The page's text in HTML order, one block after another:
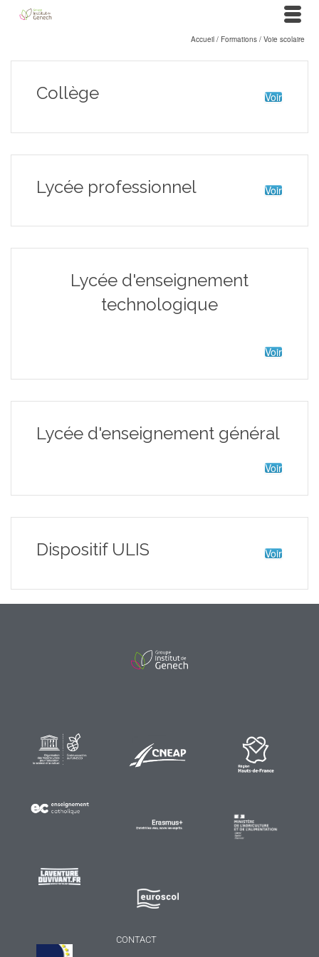
Accueil / Formations / Voie scolaire
Collège Voir
Lycée professionnel Voir
Lycée d'enseignement
technologique
Voir
Lycée d'enseignement général
Voir
Dispositif ULIS Voir
CONTACT